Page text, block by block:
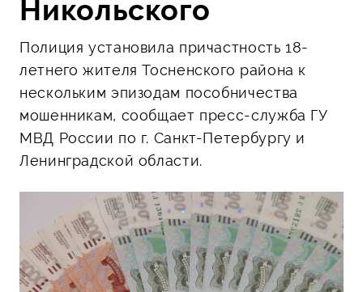
Никольского
Полиция установила причастность 18-
летнего жителя Тосненского района к
нескольким эпизодам пособничества
мошенникам, сообщает пресс-служба ГУ
МВД России по г. Санкт-Петербургу и
Ленинградской области.